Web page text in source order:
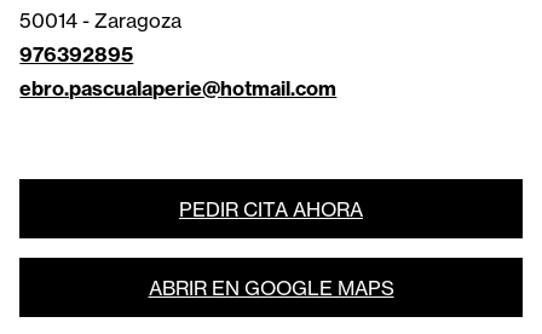
50014 -Zaragoza
976392895
ebro.pascualaperie@hotmail.com
PEDIR CITA AHORA
ABRIR EN GOOGLE MAPS